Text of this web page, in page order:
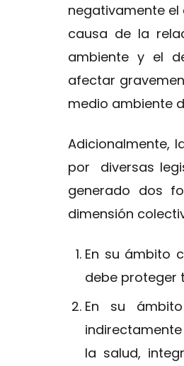
negativamente
causa de la
ambiente y el
afectar
medio ambiente
Adicionalmente,
por diversas
generado dos
dimensión
En su ámbito
debe proteger
En su
la salud,